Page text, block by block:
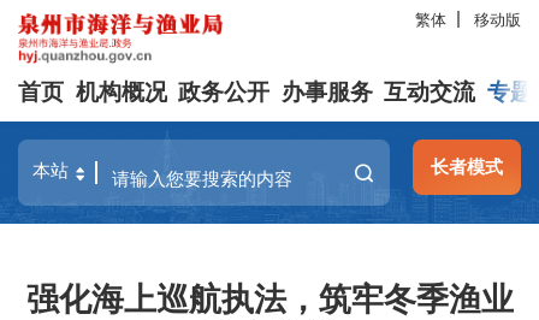
繁体 移动版
首页 机构概况 政务公开 办事服务 互动交流 专题
长者模式
强化海上巡航执法，筑牢冬季渔业